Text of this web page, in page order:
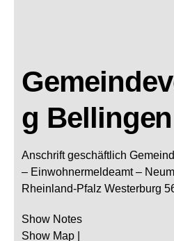
g Bellingen
Anschrift geschäftlich
– Einwohnermeldeamt –
Rheinland-Pfalz Westerburg
Show Notes
Show Map